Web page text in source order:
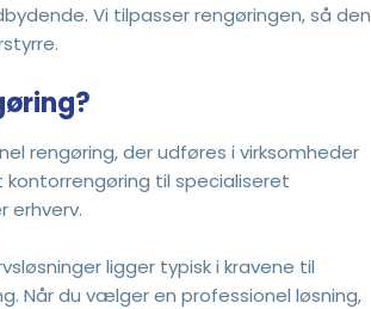
Vi tilpasser rengøringen, så den
rengøring, der udføres i virksomheder
til specialiseret
erhverv.
ligger typisk i kravene til
Når du vælger en professionel løsning,